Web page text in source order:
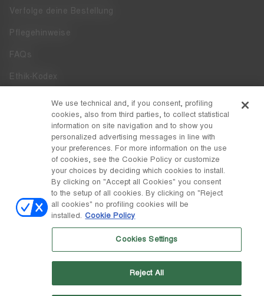
Verfolge deine Bestellung
Pflegehinweise
FAQs
Ethik-Kodex
Whistleblowing
Zugänglichkeit
DISCOVER MOON BOOT
Facebook
LAND / WÄHRUNG
Schweiz / ₣ ändern
S.p.A. untersteht. Sitz in Giavera del Montello (TV) - Via Fante d'Italia
n. 56 | Grundkapital € 38.533.835,00 voll eingezahlt | Unternehmen
We use technical and, if you consent, profiling
cookies, also from third parties, to collect statistical
information on site navigation and to show you
personalized advertising messages in line with
your preferences. For more information on the use
of cookies, see the Cookie Policy or customize
your choices by deciding which cookies to install.
By clicking on "Accept all Cookies" you consent
to the setup of all cookies. By clicking on "Reject
all cookies" no profiling cookies will be
installed. Cookie Policy
Cookies Settings
Reject All